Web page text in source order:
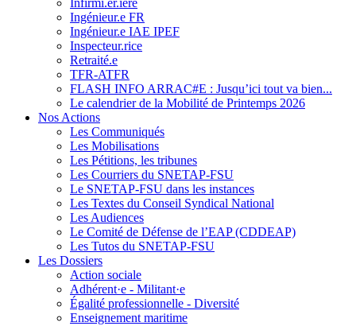
Ingénieur.e FR
Ingénieur.e IAE IPEF
Inspecteur.rice
Retraité.e
TFR-ATFR
FLASH INFO ARRAC#E : Jusqu’ici tout va bien...
Le calendrier de la Mobilité de Printemps 2026
Nos Actions
Les Communiqués
Les Mobilisations
Les Pétitions, les tribunes
Les Courriers du SNETAP-FSU
Le SNETAP-FSU dans les instances
Les Textes du Conseil Syndical National
Les Audiences
Le Comité de Défense de l’EAP (CDDEAP)
Les Tutos du SNETAP-FSU
Les Dossiers
Action sociale
Adhérent·e - Militant·e
Égalité professionnelle - Diversité
Enseignement maritime